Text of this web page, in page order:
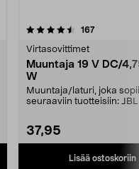
167arvostelut
Virtasovittimet
Muuntaja 19 V DC/
W
Muuntaja/laturi, joka
seuraaviin tuotteisiin:
37,95
Lisää ostoskoriin
5.0 viidestä